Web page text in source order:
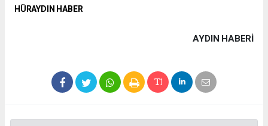
HÜRAYDIN HABER
AYDIN HABERİ